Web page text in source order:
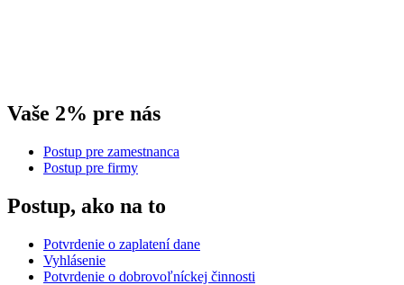
Vaše 2% pre nás
Postup pre zamestnanca
Postup pre firmy
Postup, ako na to
Potvrdenie o zaplatení dane
Vyhlásenie
Potvrdenie o dobrovoľníckej činnosti